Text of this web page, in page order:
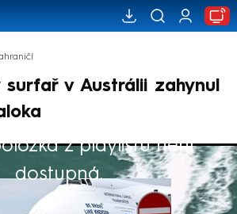
v Austrálii zahynul
z playlistu není
dostupná.